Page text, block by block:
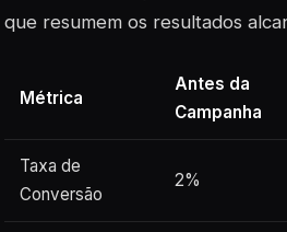
que resumem os resultados
Métrica
Antes da
Campanha
Taxa de
Conversão
2%